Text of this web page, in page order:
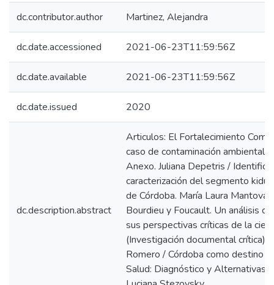
dc.contributor.author Martinez, Alejandra
dc.date.accessioned 2021-06-23T11:59:56Z
dc.date.available 2021-06-23T11:59:56Z
dc.date.issued 2020
dc.description.abstract
Articulos: El Fortalecimiento
caso de contaminación ambiental:
Anexo. Juliana Depetris /
caracterización del segmento
de Córdoba. María Laura
Bourdieu y Foucault. Un análisis
sus perspectivas críticas de la
(Investigación documental crítica).
Romero / Córdoba como destino
Salud: Diagnóstico y Alternativas